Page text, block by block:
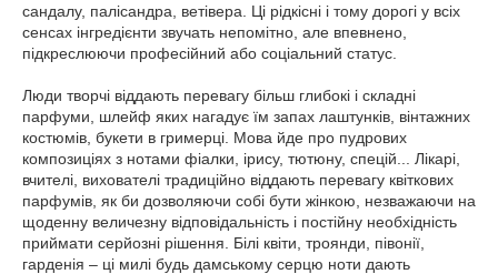
сандалу, палісандра, ветівера. Ці рідкісні і тому дорогі у всіх
сенсах інгредієнти звучать непомітно, але впевнено,
підкреслюючи професійний або соціальний статус.
Люди творчі віддають перевагу більш глибокі і складні
парфуми, шлейф яких нагадує їм запах лаштунків, вінтажних
костюмів, букети в гримерці. Мова йде про пудрових
композиціях з нотами фіалки, ірису, тютюну, спецій... Лікарі,
вчителі, вихователі традиційно віддають перевагу квіткових
парфумів, як би дозволяючи собі бути жінкою, незважаючи на
щоденну величезну відповідальність і постійну необхідність
приймати серйозні рішення. Білі квіти, троянди, півонії,
гарденія – ці милі будь дамському серцю ноти дають